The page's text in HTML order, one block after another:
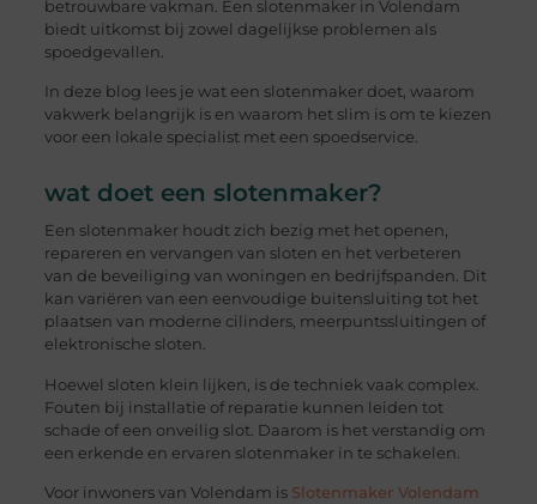
betrouwbare vakman. Een slotenmaker in Volendam
biedt uitkomst bij zowel dagelijkse problemen als
spoedgevallen.
In deze blog lees je wat een slotenmaker doet, waarom
vakwerk belangrijk is en waarom het slim is om te kiezen
voor een lokale specialist met een spoedservice.
wat doet een slotenmaker?
Een slotenmaker houdt zich bezig met het openen,
repareren en vervangen van sloten en het verbeteren
van de beveiliging van woningen en bedrijfspanden. Dit
kan variëren van een eenvoudige buitensluiting tot het
plaatsen van moderne cilinders, meerpuntssluitingen of
elektronische sloten.
Hoewel sloten klein lijken, is de techniek vaak complex.
Fouten bij installatie of reparatie kunnen leiden tot
schade of een onveilig slot. Daarom is het verstandig om
een erkende en ervaren slotenmaker in te schakelen.
Voor inwoners van Volendam is Slotenmaker Volendam